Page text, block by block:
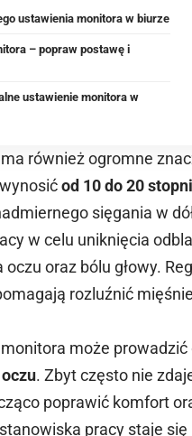
ustawienia monitora w biurze
– popraw postawę i
ustawienie monitora w
również ogromne
od 10 do 20 stopni
sięgania w
w celu uniknięcia
oraz bólu głowy.
rozluźnić
może
. Zbyt często nie
poprawić komfort
pracy staje